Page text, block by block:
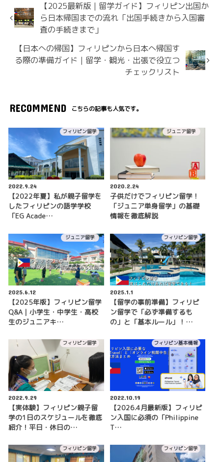
【2025最新版｜留学ガイド】フィリピン出国か
ら日本帰国までの流れ「出国手続きから入国審
査の手続きまで」
【日本への帰国】フィリピンから日本へ帰国す
る際の準備ガイド｜留学・観光・出張で役立つ
チェックリスト
RECOMMEND こちらの記事も人気です。
フィリピン留学
2022.9.24
【2022年夏】私が親子留学を
したフィリピンの語学学校
「EG Acade…
ジュニア留学
2020.2.24
子供だけでフィリピン留学！
「ジュニア単身留学」の基礎
情報を徹底解説
ジュニア留学
2025.6.12
【2025年版】フィリピン留学
Q&A｜小学生・中学生・高校
生のジュニアキ…
フィリピン留学
2025.1.1
【留学の事前準備】フィリピ
ン留学で「必ず準備するも
の」と「基本ルール」！…
フィリピン留学
2022.9.29
【実体験】フィリピン親子留
学の1日のスケジュールを徹底
紹介！平日・休日の…
フィリピン基本情報
2022.10.19
【2026.4月最新版】フィリピ
ン入国に必須の「Philippine
T…
フィリピン留学 フィリピン留学